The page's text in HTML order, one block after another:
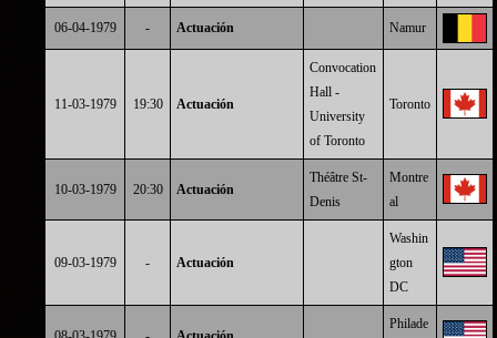
06-04-1979 - Actuación Namur
11-03-1979 19:30 Actuación
Convocation
Hall -
University
of Toronto
Toronto
10-03-1979 20:30 Actuación
Théâtre St-
Denis
Montre
al
09-03-1979 - Actuación
Washin
gton
DC
Philade